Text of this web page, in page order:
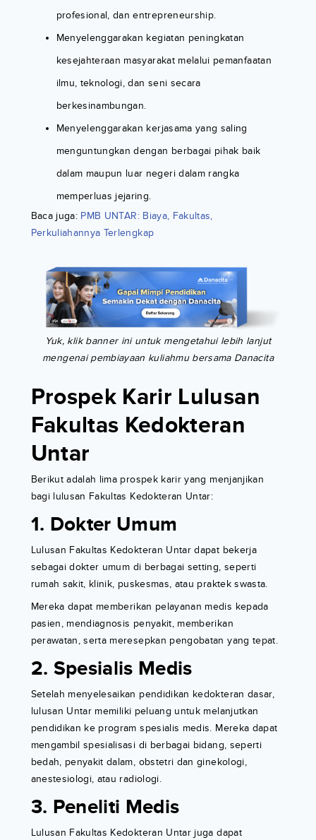
profesional, dan entrepreneurship.
Menyelenggarakan kegiatan peningkatan
kesejahteraan masyarakat melalui pemanfaatan
ilmu, teknologi, dan seni secara
berkesinambungan.
Menyelenggarakan kerjasama yang saling
menguntungkan dengan berbagai pihak baik
dalam maupun luar negeri dalam rangka
memperluas jejaring.
Baca juga: PMB UNTAR: Biaya, Fakultas,
Perkuliahannya Terlengkap
Yuk, klik banner ini untuk mengetahui lebih lanjut
mengenai pembiayaan kuliahmu bersama Danacita
Prospek Karir Lulusan
Fakultas Kedokteran
Untar
Berikut adalah lima prospek karir yang menjanjikan
bagi lulusan Fakultas Kedokteran Untar:
1. Dokter Umum
Lulusan Fakultas Kedokteran Untar dapat bekerja
sebagai dokter umum di berbagai setting, seperti
rumah sakit, klinik, puskesmas, atau praktek swasta.
Mereka dapat memberikan pelayanan medis kepada
pasien, mendiagnosis penyakit, memberikan
perawatan, serta meresepkan pengobatan yang tepat.
2. Spesialis Medis
Setelah menyelesaikan pendidikan kedokteran dasar,
lulusan Untar memiliki peluang untuk melanjutkan
pendidikan ke program spesialis medis. Mereka dapat
mengambil spesialisasi di berbagai bidang, seperti
bedah, penyakit dalam, obstetri dan ginekologi,
anestesiologi, atau radiologi.
3. Peneliti Medis
Lulusan Fakultas Kedokteran Untar juga dapat